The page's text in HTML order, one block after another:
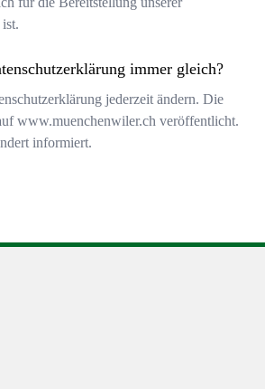
immer gleich?
jederzeit ändern. Die
www.muenchenwiler.ch veröffentlicht.
informiert.